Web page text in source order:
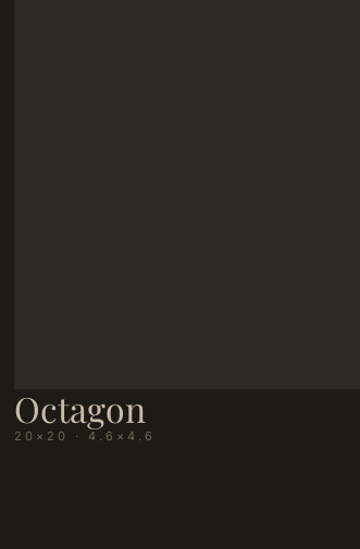
Octagon
20×20 · 4.6×4.6